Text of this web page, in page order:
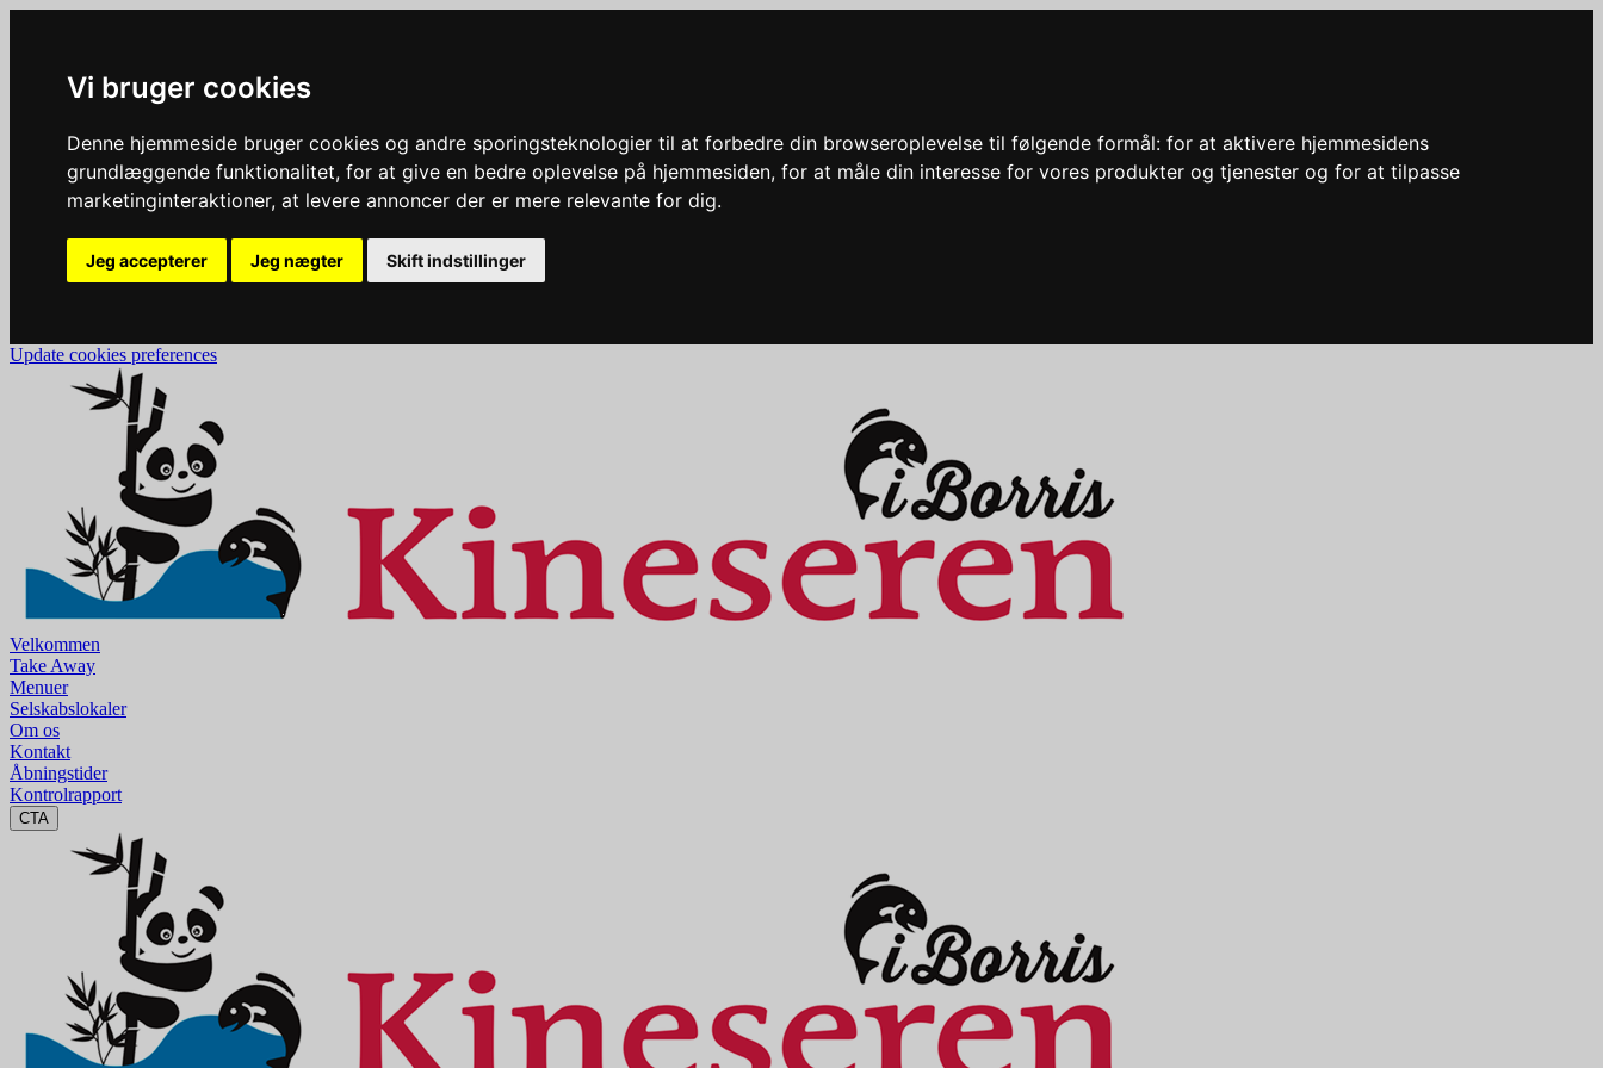
Vi bruger cookies
Denne hjemmeside bruger cookies og andre sporingsteknologier til at forbedre din browseroplevelse til følgende formål: for at aktivere hjemmesidens
grundlæggende funktionalitet, for at give en bedre oplevelse på hjemmesiden, for at måle din interesse for vores produkter og tjenester og for at tilpasse
marketinginteraktioner, at levere annoncer der er mere relevante for dig.
Jeg accepterer Jeg nægter Skift indstillinger
Update cookies preferences
Velkommen
Take Away
Menuer
Selskabslokaler
Om os
Kontakt
Åbningstider
Kontrolrapport
CTA